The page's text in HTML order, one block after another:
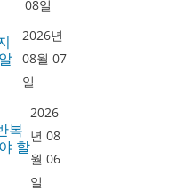
08일
2026년
08월 07
일
복
할
2026
년 08
월 06
일